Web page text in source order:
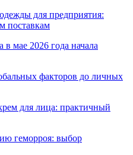
для предприятия:
поставкам
в мае 2026 года начала
факторов до личных
для лица: практичный
геморроя: выбор